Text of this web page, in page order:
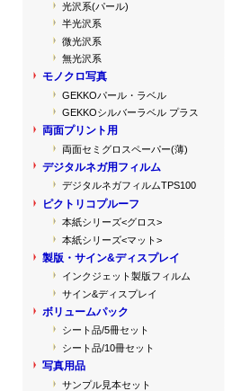
光沢系(パール)
半光沢系
微光沢系
無光沢系
モノクロ写真
GEKKOパール・ラベル
GEKKOシルバーラベル プラス
両面プリント用
両面セミグロスペーパー(薄)
デジタルネガ用フィルム
デジタルネガフィルムTPS100
ピクトリコプルーフ
本紙シリーズ<グロス>
本紙シリーズ<マット>
製版・サイン&ディスプレイ
インクジェット製版フィルム
サイン&ディスプレイ
ボリュームパック
シート品/5冊セット
シート品/10冊セット
写真用品
サンプル見本セット